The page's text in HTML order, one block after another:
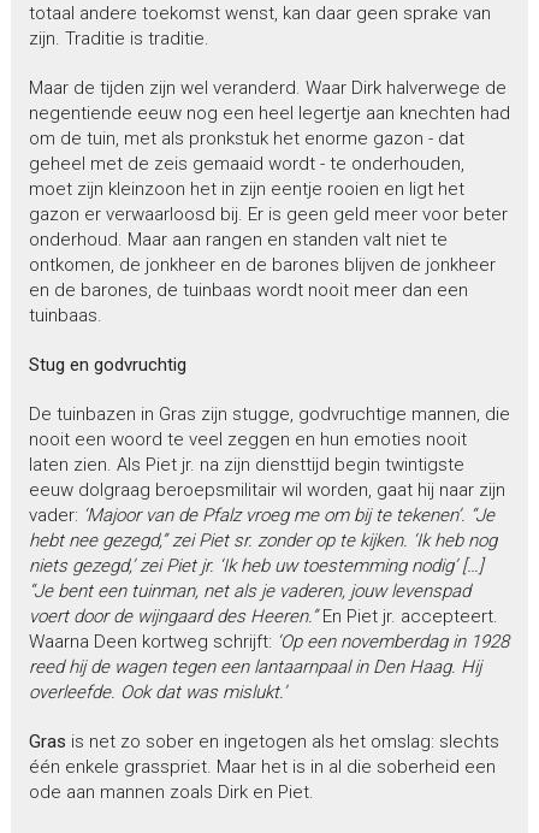
totaal andere toekomst wenst, kan daar geen sprake van
zijn. Traditie is traditie.
Maar de tijden zijn wel veranderd. Waar Dirk halverwege de
negentiende eeuw nog een heel legertje aan knechten had
om de tuin, met als pronkstuk het enorme gazon - dat
geheel met de zeis gemaaid wordt - te onderhouden,
moet zijn kleinzoon het in zijn eentje rooien en ligt het
gazon er verwaarloosd bij. Er is geen geld meer voor beter
onderhoud. Maar aan rangen en standen valt niet te
ontkomen, de jonkheer en de barones blijven de jonkheer
en de barones, de tuinbaas wordt nooit meer dan een
tuinbaas.
Stug en godvruchtig
De tuinbazen in Gras zijn stugge, godvruchtige mannen, die
nooit een woord te veel zeggen en hun emoties nooit
laten zien. Als Piet jr. na zijn diensttijd begin twintigste
eeuw dolgraag beroepsmilitair wil worden, gaat hij naar zijn
vader: ‘Majoor van de Pfalz vroeg me om bij te tekenen’. “Je
hebt nee gezegd,” zei Piet sr. zonder op te kijken. ‘Ik heb nog
niets gezegd,’ zei Piet jr. ‘Ik heb uw toestemming nodig’ […]
“Je bent een tuinman, net als je vaderen, jouw levenspad
voert door de wijngaard des Heeren.”En Piet jr. accepteert.
Waarna Deen kortweg schrijft: ‘Op een novemberdag in 1928
reed hij de wagen tegen een lantaarnpaal in Den Haag. Hij
overleefde. Ook dat was mislukt.’
Gras is net zo sober en ingetogen als het omslag: slechts
één enkele grasspriet. Maar het is in al die soberheid een
ode aan mannen zoals Dirk en Piet.